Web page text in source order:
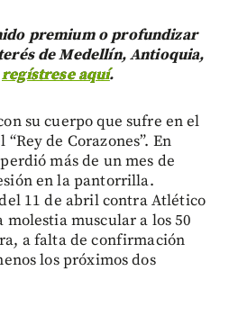
premium o profundizar
de Medellín, Antioquia,
regístrese aquí.
su cuerpo que sufre en el
de Corazones”. En
más de un mes de
en la pantorrilla.
11 de abril contra Atlético
muscular a los 50
a falta de confirmación
los próximos dos